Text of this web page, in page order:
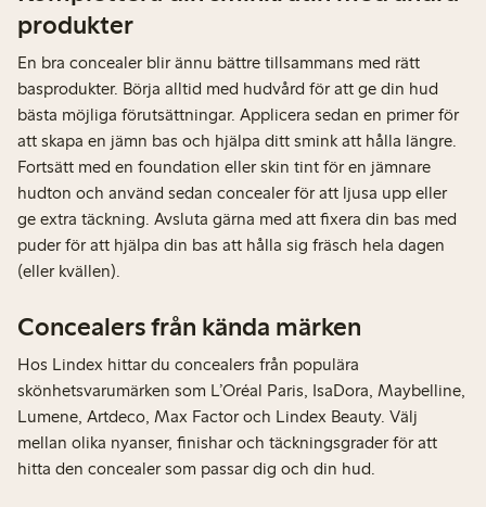
produkter
En bra concealer blir ännu bättre tillsammans med rätt
basprodukter. Börja alltid med hudvård för att ge din hud
bästa möjliga förutsättningar. Applicera sedan en primer för
att skapa en jämn bas och hjälpa ditt smink att hålla längre.
Fortsätt med en foundation eller skin tint för en jämnare
hudton och använd sedan concealer för att ljusa upp eller
ge extra täckning. Avsluta gärna med att fixera din bas med
puder för att hjälpa din bas att hålla sig fräsch hela dagen
(eller kvällen).
Concealers från kända märken
Hos Lindex hittar du concealers från populära
skönhetsvarumärken som L’Oréal Paris, IsaDora, Maybelline,
Lumene, Artdeco, Max Factor och Lindex Beauty. Välj
mellan olika nyanser, finishar och täckningsgrader för att
hitta den concealer som passar dig och din hud.